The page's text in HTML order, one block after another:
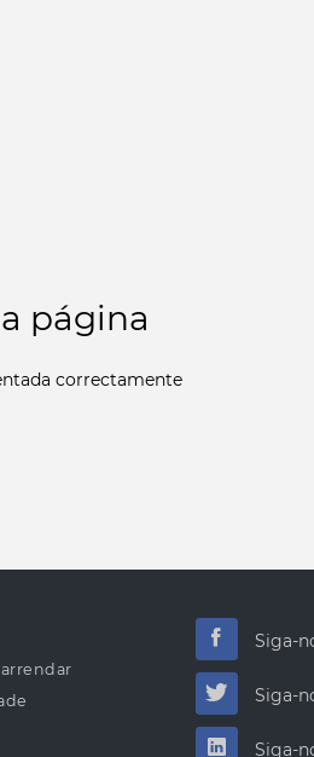
página
correctamente
Siga-
Siga-
Siga-